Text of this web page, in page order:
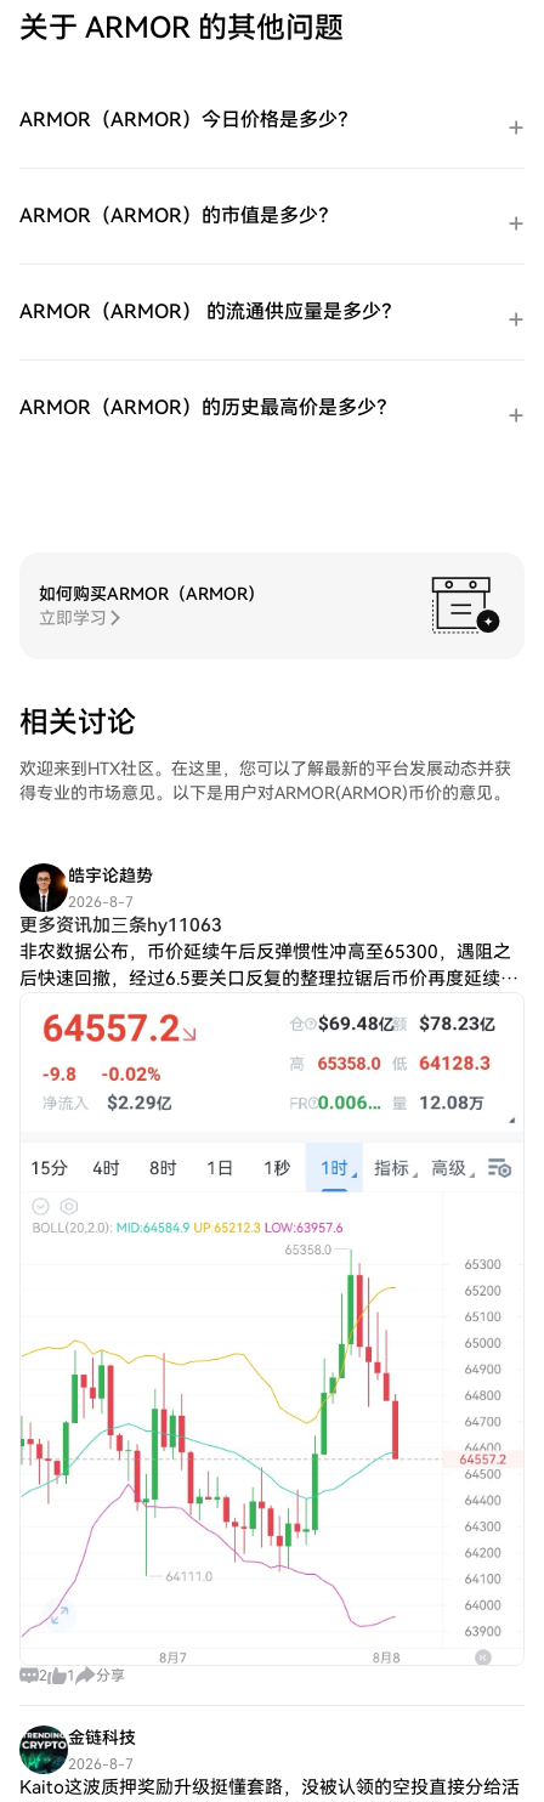
买：使用您HTX账户余额中的资金进行无缝
易。HTX场外交易台（OTC）购买：为大量
（EBAY）后，将其存储在您的HTX账户钱包
中。您也可以通过区块链转账将其发送到其
松交易易贝（EBAY)。访问您的账户，选择
您的交易对，执行您的交易，并实时监控。
关于 ARMOR 的其他问题
ARMOR（ARMOR）今日价格是多少？
ARMOR（ARMOR）的市值是多少？
ARMOR（ARMOR） 的流通供应量是多少？
ARMOR（ARMOR）的历史最高价是多少？
如何购买ARMOR（ARMOR）
立即学习
相关讨论
欢迎来到HTX社区。在这里，您可以了解最新的平台发展动态并获
得专业的市场意见。以下是用户对ARMOR(ARMOR)币价的意见。
皓宇论趋势
2026-8-7
更多资讯加三条hy11063
非农数据公布，币价延续午后反弹惯性冲高至65300，遇阻之
后快速回撤，经过6.5要关口反复的整理拉锯后币价再度延续大
次拿捏，空单目前已有六百余点空
2 1 分享
金链科技
2026-8-7
Kaito这波质押奖励升级挺懂套路，没被认领的空投直接分给活